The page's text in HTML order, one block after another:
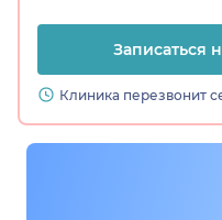
Записаться
Клиника перезвонит